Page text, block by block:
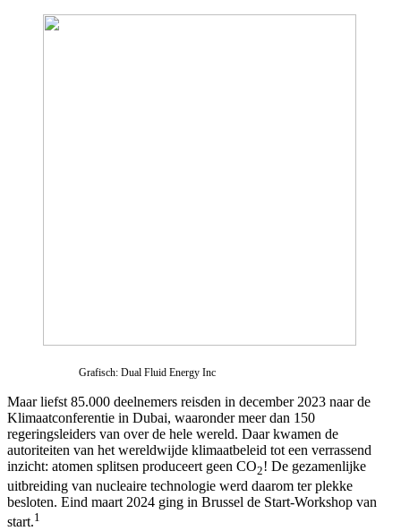
Grafisch: Dual Fluid Energy Inc
Maar liefst 85.000 deelnemers reisden in december 2023 naar de
Klimaatconferentie in Dubai, waaronder meer dan 150
regeringsleiders van over de hele wereld. Daar kwamen de
autoriteiten van het wereldwijde klimaatbeleid tot een verrassend
inzicht: atomen splitsen produceert geen CO2! De gezamenlijke
uitbreiding van nucleaire technologie werd daarom ter plekke
besloten. Eind maart 2024 ging in Brussel de Start-Workshop van
start.1